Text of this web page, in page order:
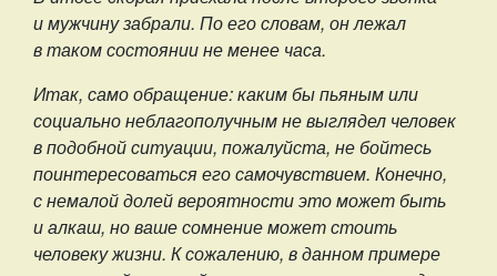
и мужчину забрали. По его словам, он лежал
в таком состоянии не менее часа.
Итак, само обращение: каким бы пьяным или
социально неблагополучным не выглядел человек
в подобной ситуации, пожалуйста, не бойтесь
поинтересоваться его самочувствием. Конечно,
с немалой долей вероятности это может быть
и алкаш, но ваше сомнение может стоить
человеку жизни. К сожалению, в данном примере